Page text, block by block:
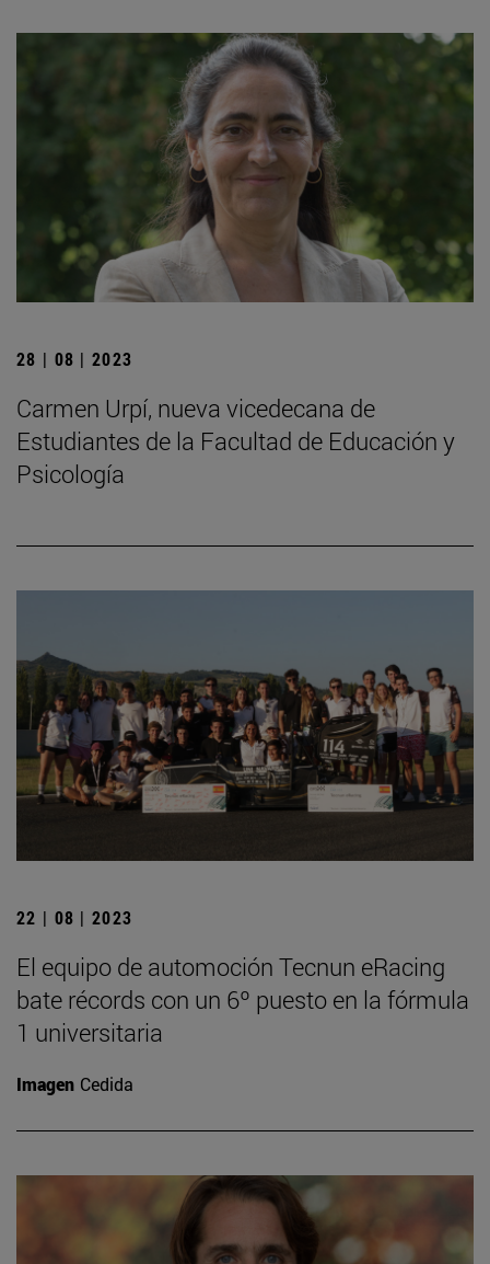
28 | 08 | 2023
Carmen Urpí, nueva vicedecana de
Estudiantes de la Facultad de Educación y
Psicología
22 | 08 | 2023
El equipo de automoción Tecnun eRacing
bate récords con un 6º puesto en la fórmula
1 universitaria
Imagen Cedida